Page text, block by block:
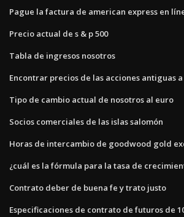
Pague la factura de american express en
Precio actual de s & p 500
Tabla de ingresos nosotros
Encontrar precios de las acciones antiguas
Tipo de cambio actual de nosotros al euro
Socios comerciales de las islas salomón
Horas de intercambio de goodwood gold
¿cuál es la fórmula para la tasa de
Contrato deber de buena fe y trato justo
Especificaciones de contrato de futuros de